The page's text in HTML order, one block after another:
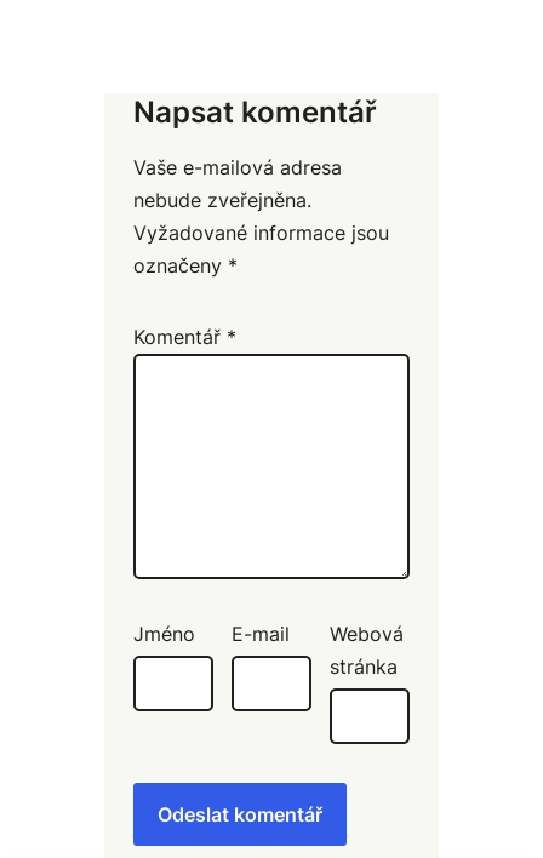
Napsat komentář
Vaše e-mailová adresa
nebude zveřejněna.
Vyžadované informace jsou
označeny *
Komentář *
Jméno E-mail
Webová
stránka